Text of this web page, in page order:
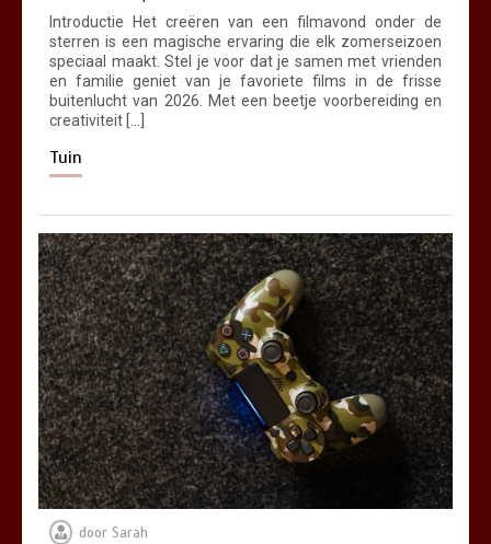
Introductie Het creëren van een filmavond onder de
sterren is een magische ervaring die elk zomerseizoen
speciaal maakt. Stel je voor dat je samen met vrienden
en familie geniet van je favoriete films in de frisse
buitenlucht van 2026. Met een beetje voorbereiding en
creativiteit […]
Tuin
door Sarah